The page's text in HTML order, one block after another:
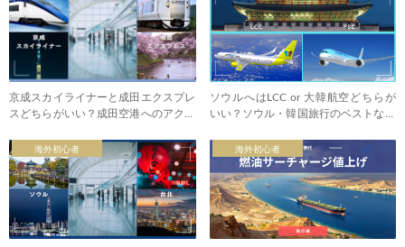
京成スカイライナーと成田エクスプレ
スどちらがいい？成田空港へのアクセ
ソウルへはLCC or 大韓航空どちらが
いい？ソウル・韓国旅行のベストな航
海外初心者 海外初心者